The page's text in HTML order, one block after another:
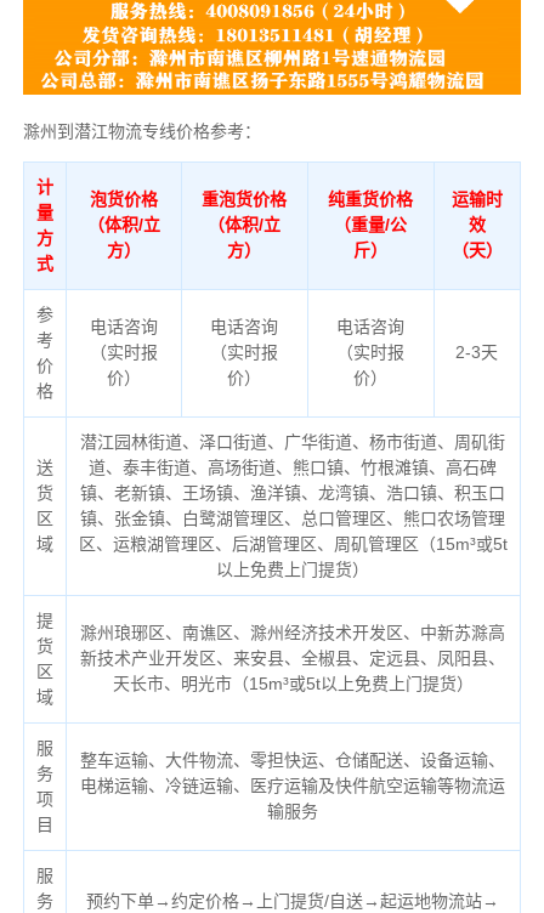
滁州到潜江物流专线价格参考：
计
量
方
式
泡货价格
（体积/立
方）
重泡货价格
（体积/立
方）
纯重货价格
（重量/公
斤）
运输时
效
（天）
参
考
价
格
电话咨询
（实时报
价）
电话咨询
（实时报
价）
电话咨询
（实时报
价）
2-3天
送
货
区
域
潜江园林街道、泽口街道、广华街道、杨市街道、周矶街
道、泰丰街道、高场街道、熊口镇、竹根滩镇、高石碑
镇、老新镇、王场镇、渔洋镇、龙湾镇、浩口镇、积玉口
镇、张金镇、白鹭湖管理区、总口管理区、熊口农场管理
区、运粮湖管理区、后湖管理区、周矶管理区（15m³或5t
以上免费上门提货）
提
货
区
域
滁州琅琊区、南谯区、滁州经济技术开发区、中新苏滁高
新技术产业开发区、来安县、全椒县、定远县、凤阳县、
天长市、明光市（15m³或5t以上免费上门提货）
服
务
项
目
整车运输、大件物流、零担快运、仓储配送、设备运输、
电梯运输、冷链运输、医疗运输及快件航空运输等物流运
输服务
服
务
预约下单→约定价格→上门提货/自送→起运地物流站→